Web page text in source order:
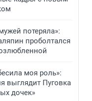
потеряла»:
проболтался
моя роль»:
выглядит Пуговка
дочек»